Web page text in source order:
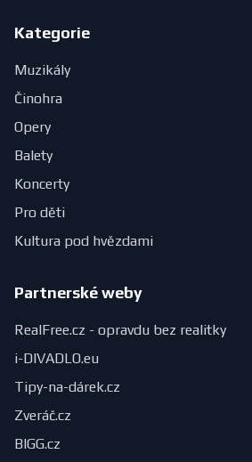
Kategorie
Muzikály
Činohra
Opery
Balety
Koncerty
Pro děti
Kultura pod hvězdami
Partnerské weby
RealFree.cz - opravdu bez realitky
i-DIVADLO.eu
Tipy-na-dárek.cz
Zveráč.cz
BIGG.cz